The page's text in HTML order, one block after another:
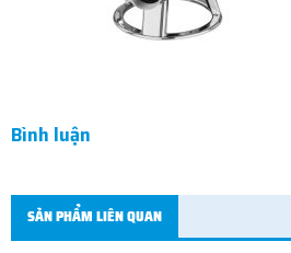
Bình luận
SẢN PHẨM LIÊN QUAN